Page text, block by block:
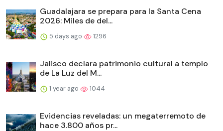
Guadalajara se prepara para la Santa Cena
2026: Miles de del...
5 days ago 1296
Jalisco declara patrimonio cultural a templo
de La Luz del M...
1 year ago 1044
Evidencias reveladas: un megaterremoto de
hace 3.800 años pr...